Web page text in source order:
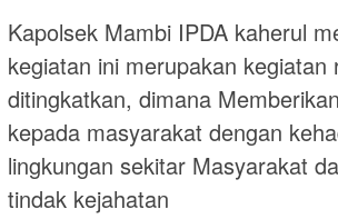
Kapolsek Mambi IPDA kaherul
kegiatan ini merupakan kegiatan
ditingkatkan, dimana
kepada masyarakat dengan
lingkungan sekitar Masyarakat
tindak kejahatan